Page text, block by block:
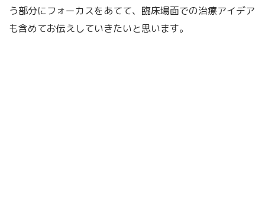
う部分にフォーカスをあてて、臨床場面での治療アイデア
も含めてお伝えしていきたいと思います。